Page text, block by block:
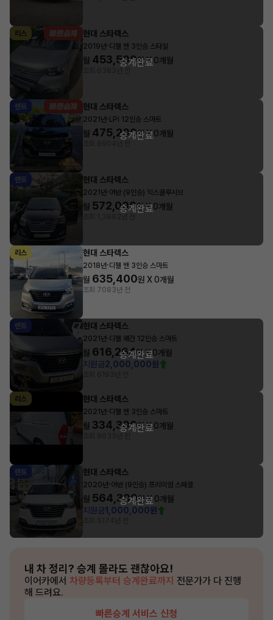
리스 현대 스타렉스
2019년· 디젤 밴 3인승 스타일
월 453,500원 X0개월
승계완료
렌트 현대 스타렉스
2021년· LPi 12인승 스마트
월 475,200원 X0개월
승계완료
렌트 현대 스타렉스
2021년· 어반 (9인승) 익스클루시브
월 572,000원 X0개월
승계완료
리스 현대 스타렉스
2018년·디젤 밴 3인승 스마트
월 635,400원 X0개월
조회 7083년 전
렌트 현대 스타렉스
2021년· 디젤 왜건 12인승 스마트
월 616,264원 X0개월
지원금2,000,000원
승계완료
리스 현대 스타렉스
2021년· 디젤 밴 3인승 스마트
월 334,300원 X0개월
승계완료
렌트 현대 스타렉스
2020년· 어반 (9인승) 프리미엄 스페셜
월 564,300원 X 0개월
지원금1,000,000원
승계완료
내 차 정리? 승계 몰라도 괜찮아요!
이어카에서 차량등록부터 승계완료까지 전문가가 다 진행
해 드려요.
빠른승계 서비스 신청